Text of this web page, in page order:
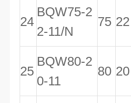
24
BQW75-2
2-11/N
75 22
25
BQW80-2
0-11
80 20